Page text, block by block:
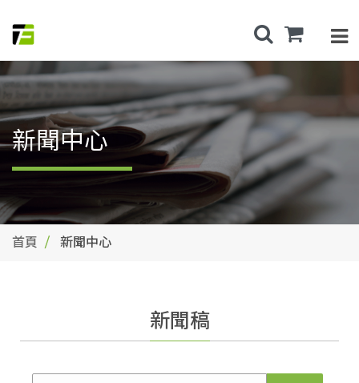
新聞中心
首頁 新聞中心
新聞稿